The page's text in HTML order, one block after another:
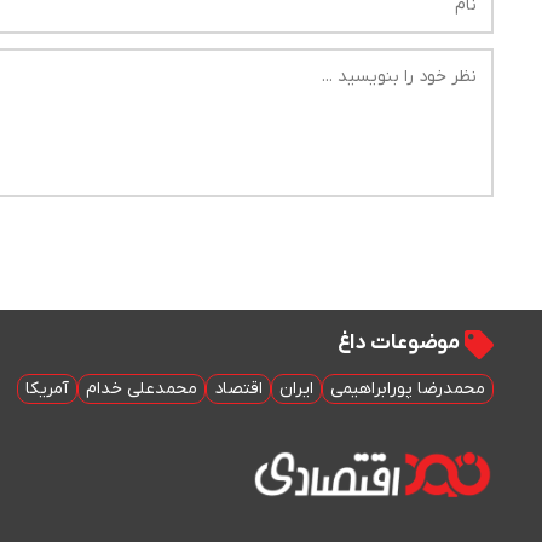
موضوعات داغ
محمدرضا پورابراهیمی ایران اقتصاد محمدعلی خدام آمریکا